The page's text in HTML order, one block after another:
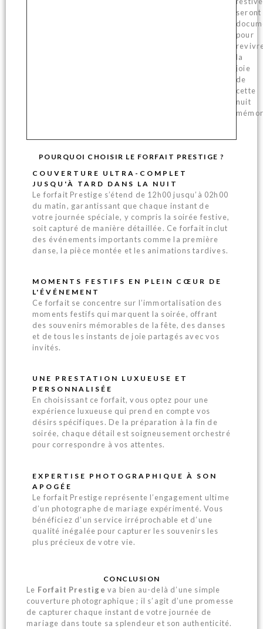
seront
pour
la
joie
de
cette
nuit
POURQUOI CHOISIR LE FORFAIT PRESTIGE ?
COUVERTURE ULTRA-COMPLET
JUSQU'À TARD DANS LA NUIT
Le forfait Prestige s’étend de 12h00 jusqu’à 02h00
du matin, garantissant que chaque instant de
votre journée spéciale, y compris la soirée festive,
soit capturé de manière détaillée. Ce forfait inclut
des événements importants comme la première
danse, la pièce montée et les animations tardives.
MOMENTS FESTIFS EN PLEIN CŒUR DE
L'ÉVÉNEMENT
Ce forfait se concentre sur l’immortalisation des
moments festifs qui marquent la soirée, offrant
des souvenirs mémorables de la fête, des danses
et de tous les instants de joie partagés avec vos
invités.
UNE PRESTATION LUXUEUSE ET
PERSONNALISÉE
En choisissant ce forfait, vous optez pour une
expérience luxueuse qui prend en compte vos
désirs spécifiques. De la préparation à la fin de
soirée, chaque détail est soigneusement orchestré
pour correspondre à vos attentes.
EXPERTISE PHOTOGRAPHIQUE À SON
APOGÉE
Le forfait Prestige représente l’engagement ultime
d’un photographe de mariage expérimenté. Vous
bénéficiez d’un service irréprochable et d’une
qualité inégalée pour capturer les souvenirs les
plus précieux de votre vie.
CONCLUSION
Le Forfait Prestige va bien au-delà d’une simple
couverture photographique ; il s’agit d’une promesse
de capturer chaque instant de votre journée de
mariage dans toute sa splendeur et son authenticité.